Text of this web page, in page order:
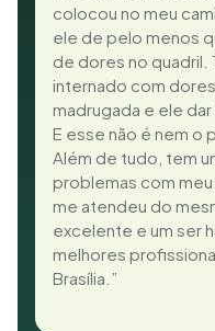
colocou no meu
ele de pelo menos
de dores no
internado com
madrugada e ele
E esse não é nem o
Além de tudo, tem
problemas com meu
me atendeu do
excelente e um ser
melhores
Brasília.”